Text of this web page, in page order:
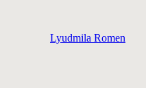
Lyudmila Romen